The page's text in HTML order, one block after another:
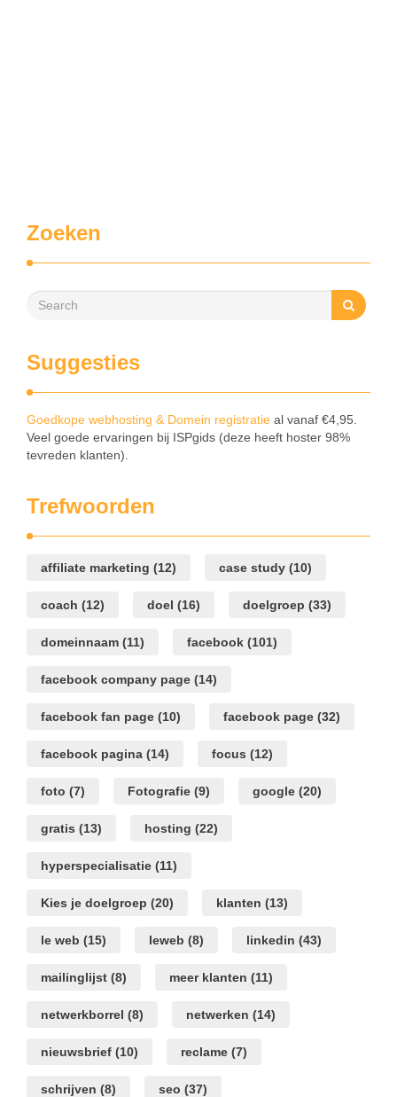
Zoeken
Suggesties
Goedkope webhosting & Domein registratie al vanaf €4,95.
Veel goede ervaringen bij ISPgids (deze heeft hoster 98%
tevreden klanten).
Trefwoorden
affiliate marketing (12) case study (10)
coach (12) doel (16) doelgroep (33)
domeinnaam (11) facebook (101)
facebook company page (14)
facebook fan page (10) facebook page (32)
facebook pagina (14) focus (12)
foto (7) Fotografie (9) google (20)
gratis (13) hosting (22)
hyperspecialisatie (11)
Kies je doelgroep (20) klanten (13)
le web (15) leweb (8) linkedin (43)
mailinglijst (8) meer klanten (11)
netwerkborrel (8) netwerken (14)
nieuwsbrief (10) reclame (7)
schrijven (8) seo (37)